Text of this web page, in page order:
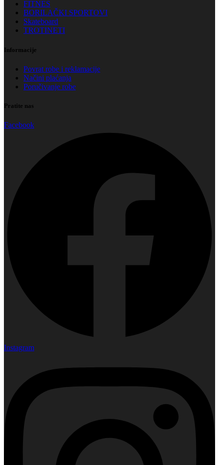
FITNES
BORILAČKI SPORTOVI
Skateboard
TROTINETI
Informacije
Povrat robe i reklamacije
Načini plaćanja
Poručivanje robe
Pratite nas
Facebook
Instagram